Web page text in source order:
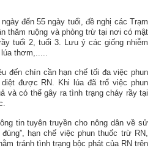
đến 55 ngày tuổi, đề nghị các Trạm
thăm ruộng và phòng trừ tại nơi có mật
tuổi 2, tuổi 3. Lưu ý các giống nhiễm
thơm,.....
đến chín cần hạn chế tối đa việc phun
được RN. Khi lúa đã trổ việc phun
và có thể gây ra tình trạng cháy rầy tại
tin tuyên truyền cho nông dân về sử
hạn chế việc phun thuốc trừ RN,
tránh tình trạng bộc phát của RN trên